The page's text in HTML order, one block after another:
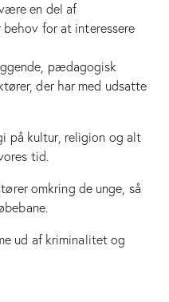
en del af
for at interessere
pædagogisk
der har med udsatte
på kultur, religion og alt
tid.
omkring de unge, så
ud af kriminalitet og